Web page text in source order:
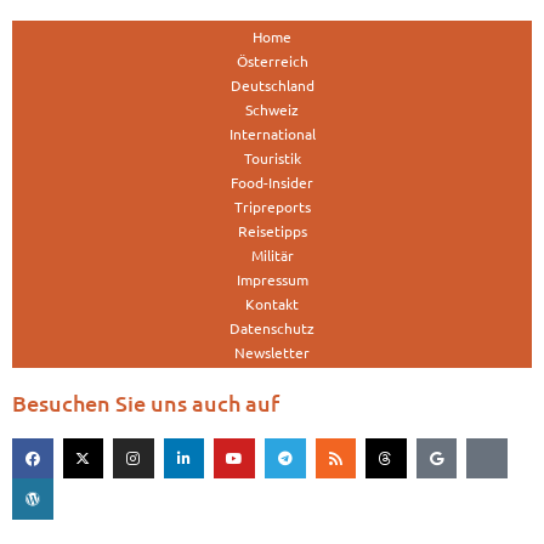
Home
Österreich
Deutschland
Schweiz
International
Touristik
Food-Insider
Tripreports
Reisetipps
Militär
Impressum
Kontakt
Datenschutz
Newsletter
Besuchen Sie uns auch auf